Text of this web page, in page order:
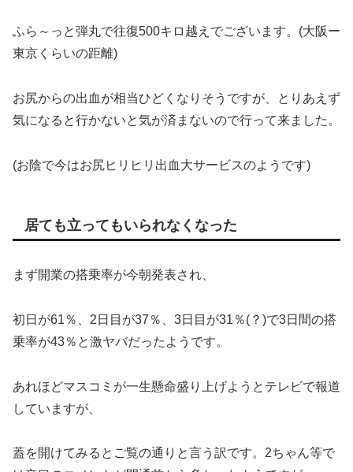
ふら～っと弾丸で往復500キロ越えでございます。(大阪ー
東京くらいの距離)
お尻からの出血が相当ひどくなりそうですが、とりあえず
気になると行かないと気が済まないので行って来ました。
(お陰で今はお尻ヒリヒリ出血大サービスのようです)
居ても立ってもいられなくなった
まず開業の搭乗率が今朝発表され、
初日が61％、2日目が37％、3日目が31％(？)で3日間の搭
乗率が43％と激ヤバだったようです。
あれほどマスコミが一生懸命盛り上げようとテレビで報道
していますが、
蓋を開けてみるとご覧の通りと言う訳です。2ちゃん等で